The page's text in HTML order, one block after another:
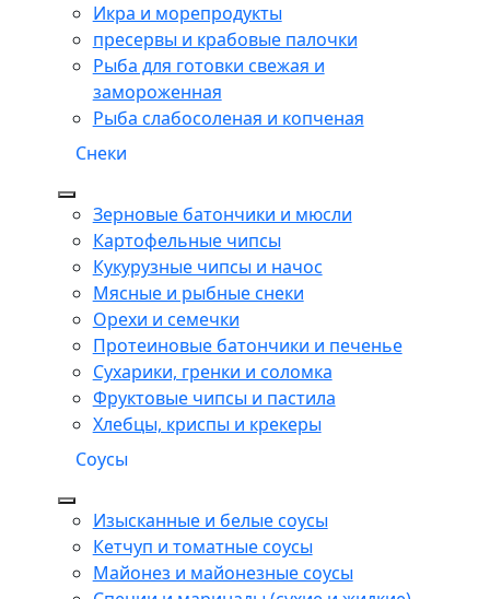
Икра и морепродукты
пресервы и крабовые палочки
Рыба для готовки свежая и
замороженная
Рыба слабосоленая и копченая
Снеки
Зерновые батончики и мюсли
Картофельные чипсы
Кукурузные чипсы и начос
Мясные и рыбные снеки
Орехи и семечки
Протеиновые батончики и печенье
Сухарики, гренки и соломка
Фруктовые чипсы и пастила
Хлебцы, криспы и крекеры
Соусы
Изысканные и белые соусы
Кетчуп и томатные соусы
Майонез и майонезные соусы